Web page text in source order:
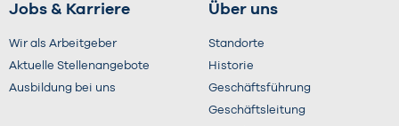
Jobs & Karriere
Wir als Arbeitgeber
Aktuelle Stellenangebote
Ausbildung bei uns
Über uns
Standorte
Historie
Geschäftsführung
Geschäftsleitung